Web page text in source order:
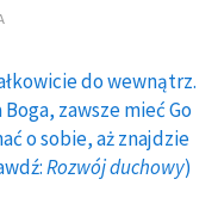
do wewnątrz.
zawsze mieć Go
o sobie, aż znajdzie
Rozwój duchowy)